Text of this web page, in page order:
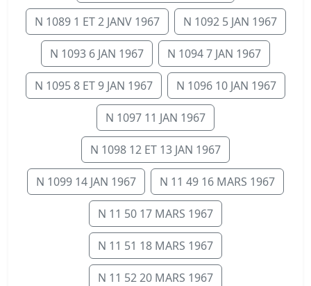
N 1089 1 ET 2 JANV 1967 N 1092 5 JAN 1967
N 1093 6 JAN 1967 N 1094 7 JAN 1967
N 1095 8 ET 9 JAN 1967 N 1096 10 JAN 1967
N 1097 11 JAN 1967
N 1098 12 ET 13 JAN 1967
N 1099 14 JAN 1967 N 11 49 16 MARS 1967
N 11 50 17 MARS 1967
N 11 51 18 MARS 1967
N 11 52 20 MARS 1967